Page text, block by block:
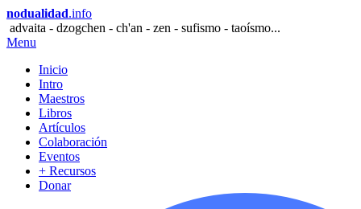
nodualidad.info
advaita - dzogchen - ch'an - zen - sufismo - taoísmo...
Menu
Inicio
Intro
Maestros
Libros
Artículos
Colaboración
Eventos
+ Recursos
Donar